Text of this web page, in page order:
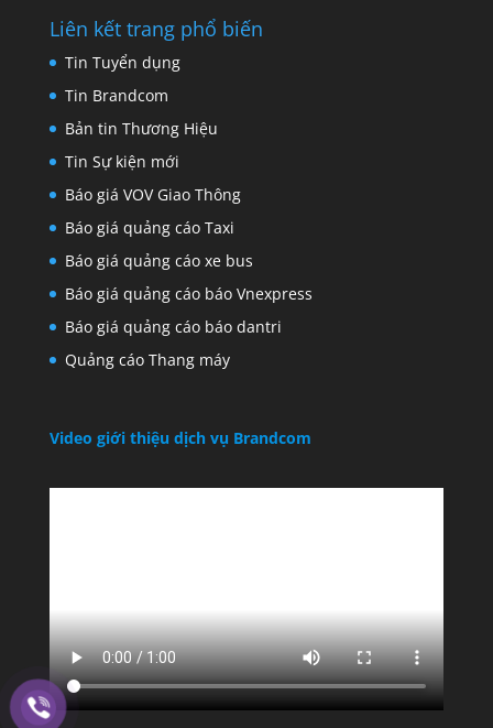
Liên kết trang phổ biến
Tin Tuyển dụng
Tin Brandcom
Bản tin Thương Hiệu
Tin Sự kiện mới
Báo giá VOV Giao Thông
Báo giá quảng cáo Taxi
Báo giá quảng cáo xe bus
Báo giá quảng cáo báo Vnexpress
Báo giá quảng cáo báo dantri
Quảng cáo Thang máy
Video giới thiệu dịch vụ Brandcom